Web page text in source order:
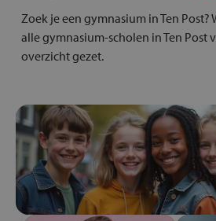
Zoek je een gymnasium in Ten
alle gymnasium-scholen in Ten Post
overzicht gezet.